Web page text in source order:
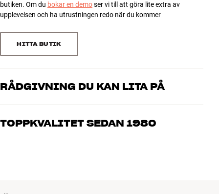
Hitta Butik
Kundtjänst
Bygg med ljud
Företag
butiken. Om du bokar en demoser vi till att göra lite extra av
upplevelsen och ha utrustningen redo när du kommer
HITTA BUTIK
RÅDGIVNING DU KAN LITA PÅ
Våra medarbetare är riktiga entusiaster som kan produkterna och
vad du drömmer om, så hjälper vi dig att hitta den lösning som
TOPPKVALITET SEDAN 1980